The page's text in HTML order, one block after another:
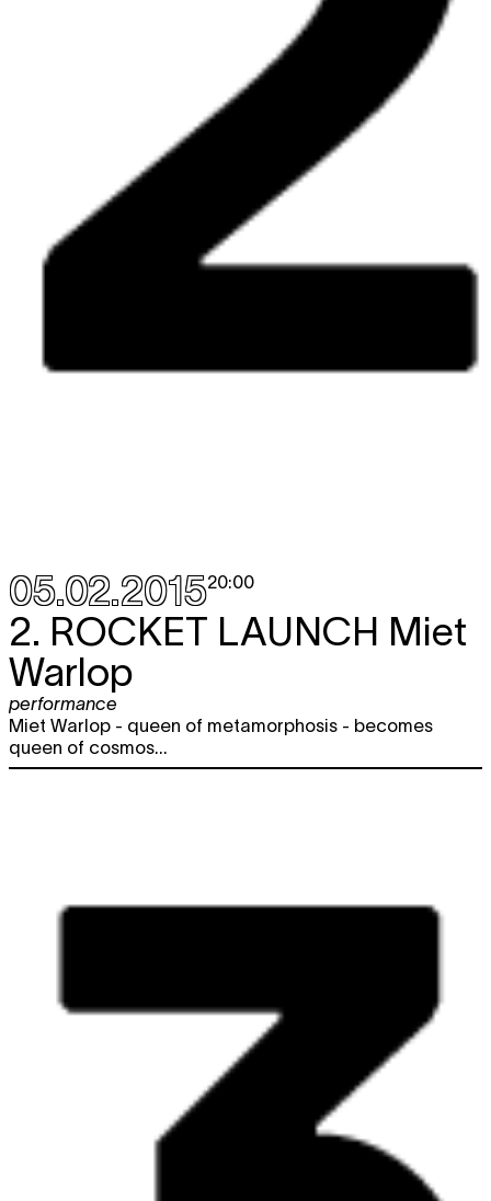
05.02.201520:00
2. ROCKET LAUNCH Miet
Warlop
performance
Miet Warlop - queen of metamorphosis - becomes
queen of cosmos...